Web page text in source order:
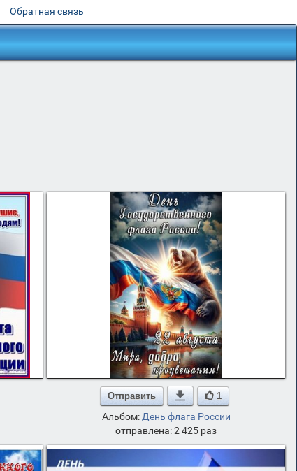
Обратная связь
Отправить  1
Альбом: День флага России
отправлена: 2 425 раз